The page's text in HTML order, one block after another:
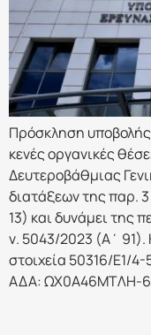
Πρόσκληση υποβολής
κενές οργανικές
Δευτεροβάθμιας
διατάξεων της παρ.
13) και δυνάμει της
ν. 5043/2023 (Α΄ 91).
στοιχεία 50316/Ε1/
ΑΔΑ: ΩΧ0Α46ΜΤΛΗ-